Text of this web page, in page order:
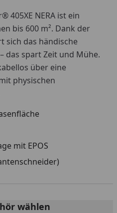
405XE NERA ist ein
bis 600 m². Dank der
sich das händische
das spart Zeit und Mühe.
über eine
physischen
mit EPOS
wählen